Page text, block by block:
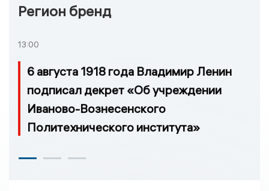
Регион бренд
13:00
6 августа 1918 года Владимир Ленин
подписал декрет «Об учреждении
Иваново-Вознесенского
Политехнического института»